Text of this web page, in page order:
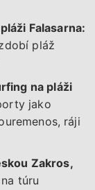
Falasarna:
pláž
na pláži
jako
ráji
Zakros,
túru